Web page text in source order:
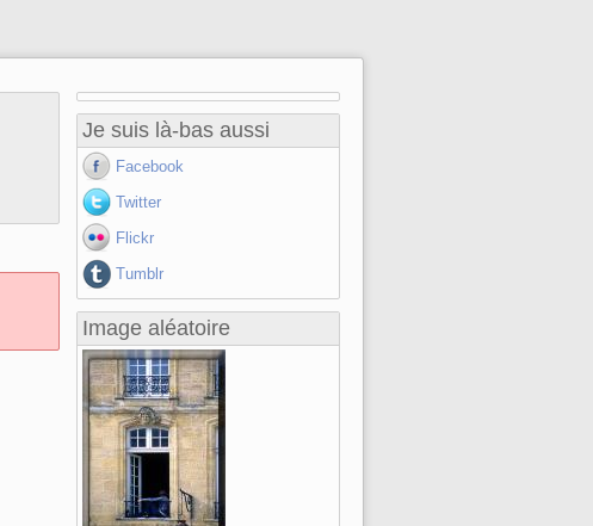
Je suis là-bas aussi
Facebook
Twitter
Flickr
Tumblr
Image aléatoire